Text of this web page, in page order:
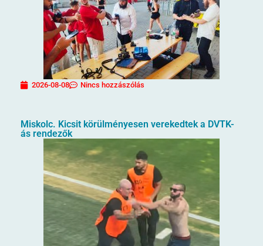
2026-08-08 Nincs hozzászólás
Miskolc. Kicsit körülményesen verekedtek a DVTK-
ás rendezők